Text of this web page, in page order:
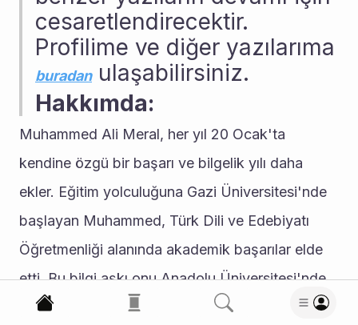
cesaretlendirecektir.
buradan ulaşabilirsiniz.
Hakkımda:
Muhammed Ali Meral, her yıl 20 Ocak'ta
kendine özgü bir başarı ve bilgelik yılı daha
ekler. Eğitim yolculuğuna Gazi Üniversitesi'nde
başlayan Muhammed, Türk Dili ve Edebiyatı
Öğretmenliği alanında akademik başarılar elde
etti. Bu bilgi aşkı onu Anadolu Üniversitesi'nde
daha da ileriye taşıdı, burada İktisat Fakültesi